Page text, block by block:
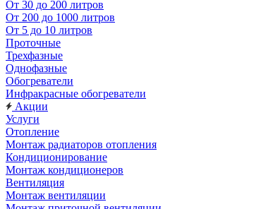
От 30 до 200 литров
От 200 до 1000 литров
От 5 до 10 литров
Проточные
Трехфазные
Однофазные
Обогреватели
Инфракрасные обогреватели
Акции
Услуги
Отопление
Монтаж радиаторов отопления
Кондиционирование
Монтаж кондиционеров
Вентиляция
Монтаж вентиляции